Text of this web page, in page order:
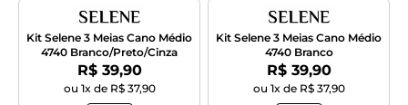
Kit Selene 3 Meias Cano Médio
4740 Branco/Preto/Cinza
Por:
R$ 39,90
ou 1x de R$ 37,90
Kit Selene 3 Meias Cano Médio
4740 Branco
Por:
R$ 39,90
ou 1x de R$ 37,90